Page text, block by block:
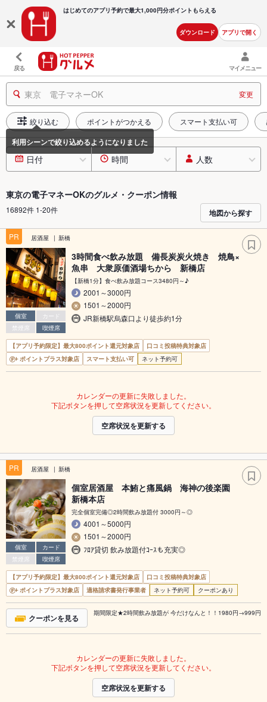
はじめてのアプリ予約で最大1,000円分ポイントもらえる
ダウンロード アプリで開く
戻る マイメニュー
東京 電子マネーOK 変更
絞り込む ポイントがつかえる スマート支払い可
日付 時間 人数
東京の電子マネーOKのグルメ・クーポン情報
16892件 1-20件 地図から探す
PR 居酒屋 新橋
個室
カード
禁煙席
喫煙席
3時間食べ飲み放題 備長炭炭火焼き 焼鳥×
魚串 大衆原価酒場ちから 新橋店
【新橋1分】食べ飲み放題コース3480円～♪
2001～3000円
1501～2000円
JR新橋駅烏森口より徒歩約1分
【アプリ予約限定】最大800ポイント還元対象店
口コミ投稿特典対象店
ポイントプラス対象店
スマート支払い可 ネット予約可
カレンダーの更新に失敗しました。
下記ボタンを押して空席状況を更新してください。
空席状況を更新する
PR 居酒屋 新橋
個室
カード
禁煙席
喫煙席
個室居酒屋 本鮪と痛風鍋 海神の後楽園
新橋本店
完全個室完備◎2時間飲み放題付 3000円～◎
4001～5000円
1501～2000円
ﾌﾛｱ貸切 飲み放題付ｺｰｽも充実◎
【アプリ予約限定】最大800ポイント還元対象店
口コミ投稿特典対象店
ポイントプラス対象店
適格請求書発行事業者 ネット予約可 クーポンあり
クーポンを見る 期間限定★2時間飲み放題が 今だけなんと！！1980円→999円
カレンダーの更新に失敗しました。
下記ボタンを押して空席状況を更新してください。
空席状況を更新する